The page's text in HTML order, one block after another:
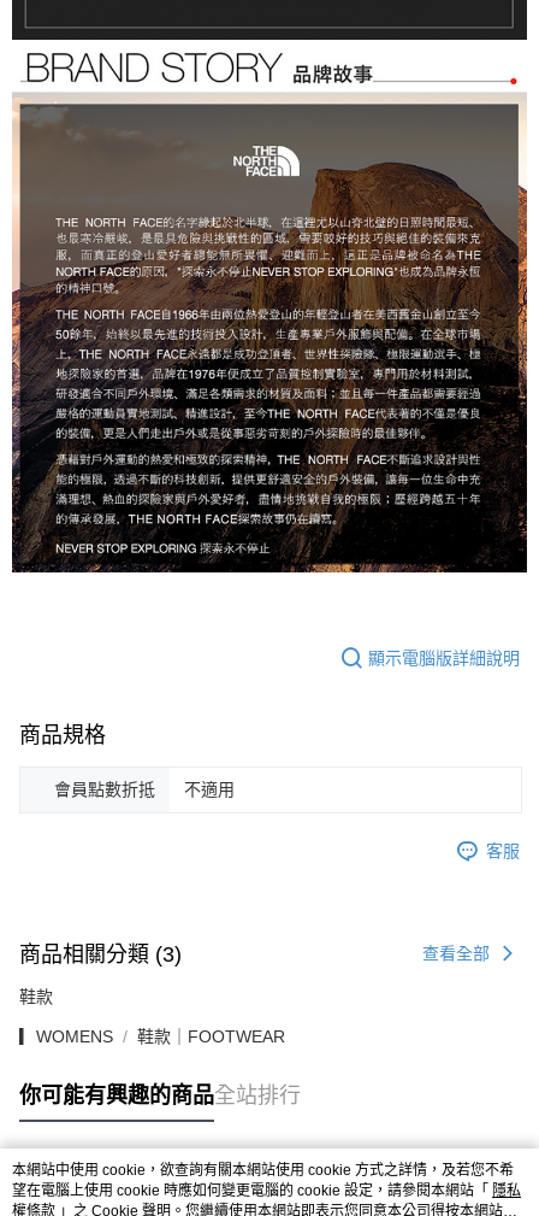
顯示電腦版詳細說明
商品規格
會員點數折抵 不適用
客服
商品相關分類 (3) 查看全部
鞋款
▎WOMENS 鞋款｜FOOTWEAR
你可能有興趣的商品全站排行
熱門標籤
本網站中使用 cookie，欲查詢有關本網站使用 cookie 方式之詳情，及若您不希
望在電腦上使用 cookie 時應如何變更電腦的 cookie 設定，請參閱本網站「 隱私
權條款 」之 Cookie 聲明。您繼續使用本網站即表示您同意本公司得按本網站使